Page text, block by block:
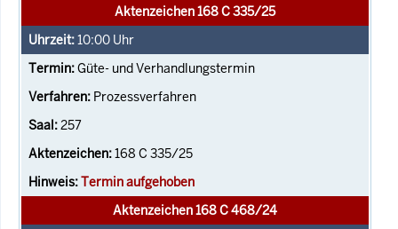
Aktenzeichen 168 C 335/25
10:00 Uhr
Güte- und Verhandlungstermin
Prozessverfahren
257
168 C 335/25
Termin aufgehoben
Aktenzeichen 168 C 468/24